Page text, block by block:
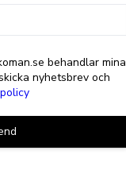
behandlar mina
nyhetsbrev och